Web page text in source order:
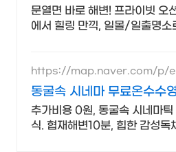
2인~10인 대가족/단체예약
문열면 바로 해변! 프라이빗 오
에서 힐링 만끽, 일몰/일출명소
족욕, 제주바다보러오세요
https://map.naver.com/p/
35332731
동굴속 시네마 무료온수수
독특하고 아늑한 제주 아지
추가비용 0원, 동굴속 시네마틱
식. 협재해변10분, 힙한 감성독